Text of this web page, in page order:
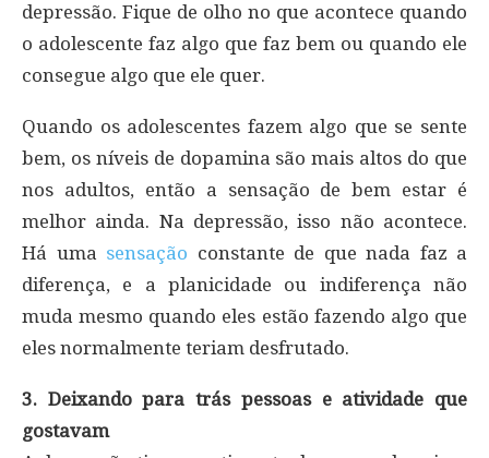
depressão. Fique de olho no que acontece quando
o adolescente faz algo que faz bem ou quando ele
consegue algo que ele quer.
Quando os adolescentes fazem algo que se sente
bem, os níveis de dopamina são mais altos do que
nos adultos, então a sensação de bem estar é
melhor ainda. Na depressão, isso não acontece.
Há uma sensação constante de que nada faz a
diferença, e a planicidade ou indiferença não
muda mesmo quando eles estão fazendo algo que
eles normalmente teriam desfrutado.
3. Deixando para trás pessoas e atividade que
gostavam